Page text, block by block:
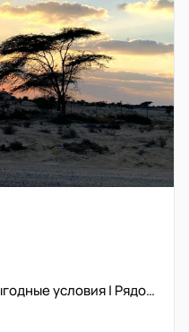
Два особняка на участке | Выгодные условия | Рядом парк